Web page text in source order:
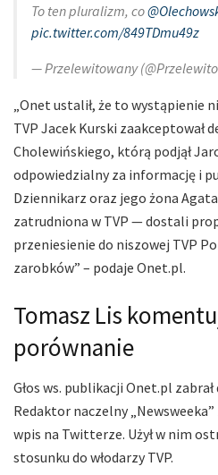
To ten pluralizm, co
pic.twitter.com/849TDmu49z
— Przelewitowany
„Onet ustalił, że to wystąpienie
TVP Jacek Kurski zaakceptował
Cholewińskiego, którą podjął
odpowiedzialny za informację i
Dziennikarz oraz jego żona
zatrudniona w TVP — dostali
przeniesienie do niszowej TVP
zarobków” – podaje Onet.pl.
Tomasz Lis
porównanie
Głos ws. publikacji Onet.pl
Redaktor naczelny
wpis na Twitterze. Użył w nim
stosunku do włodarzy TVP.